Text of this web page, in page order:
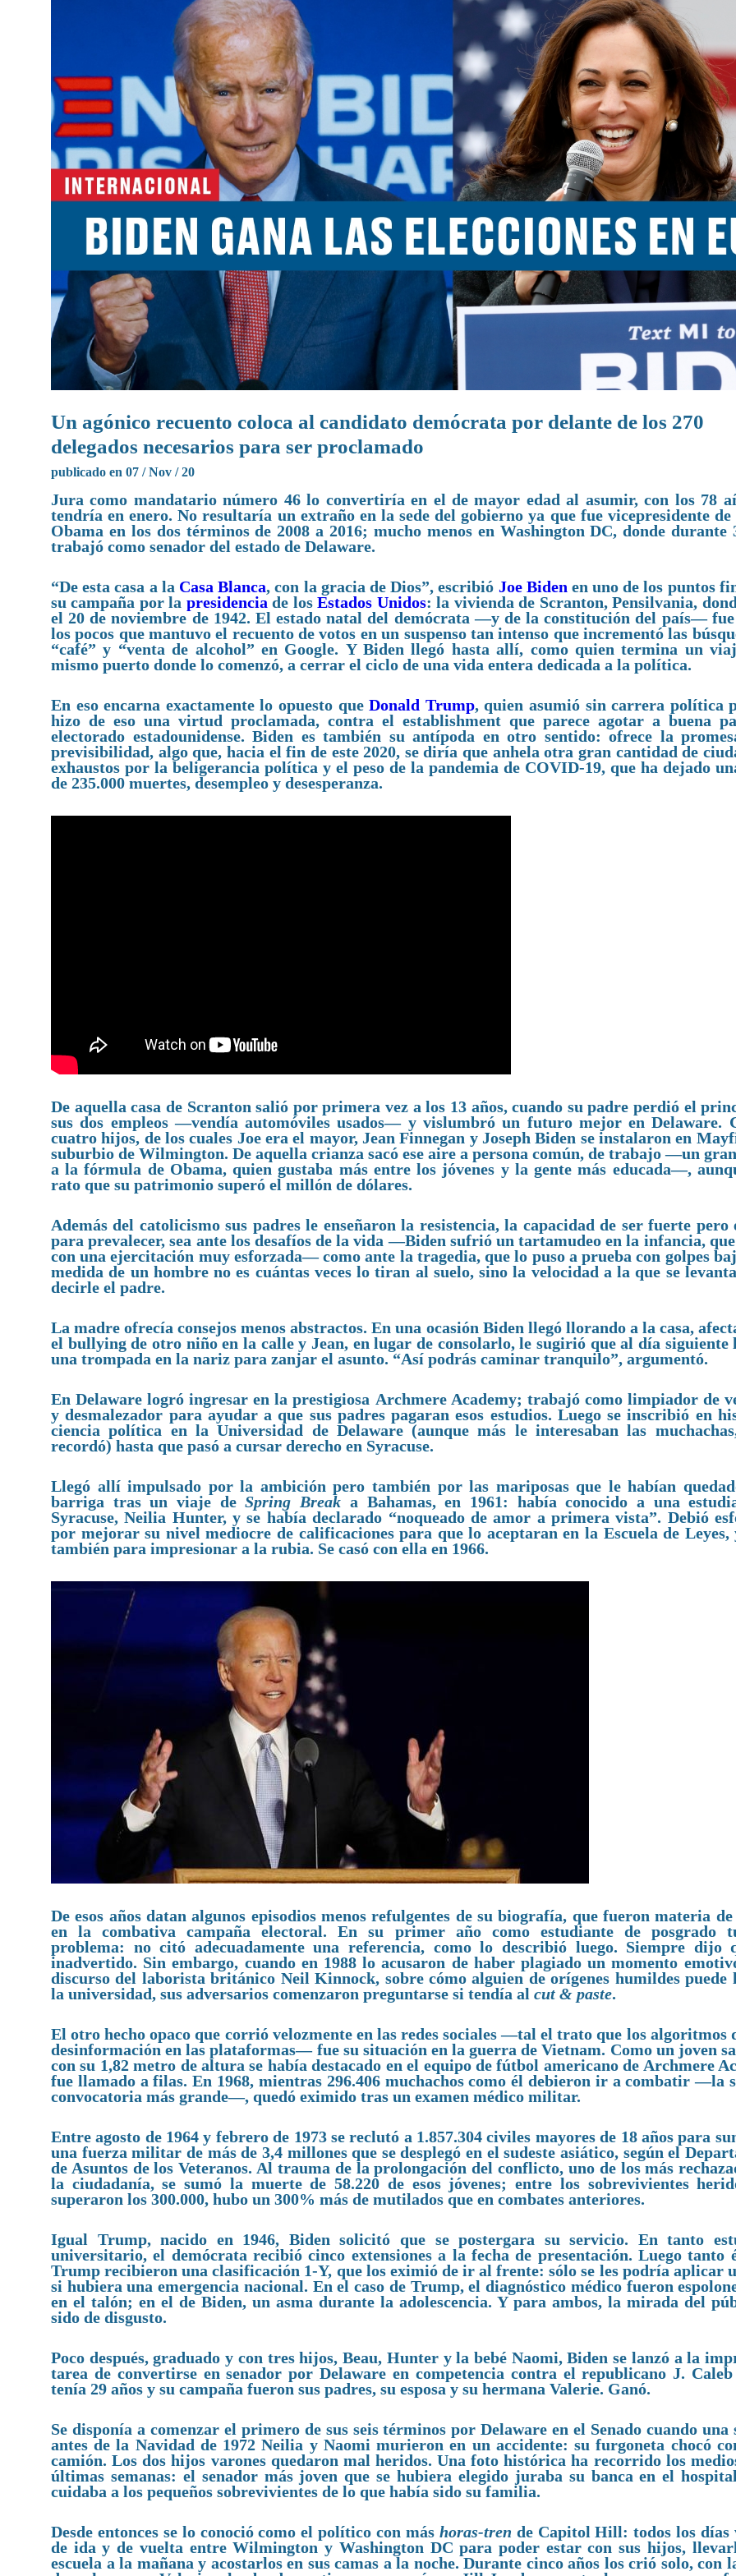
Un agónico recuento coloca al candidato demócrata por delante de los 270
delegados necesarios para ser proclamado
publicado en 07 / Nov / 20
Jura como mandatario número 46 lo convertiría en el de mayor edad al asumir, con los 78
tendría en enero. No resultaría un extraño en la sede del gobierno ya que fue vicepresidente
Obama en los dos términos de 2008 a 2016; mucho menos en Washington DC, donde durante
trabajó como senador del estado de Delaware.
“De esta casa a la Casa Blanca, con la gracia de Dios”, escribió Joe Biden en uno de los puntos
su campaña por la presidencia de losEstados Unidos: la vivienda de Scranton, Pensilvania,
el 20 de noviembre de 1942. El estado natal del demócrata —y de la constitución del país—
los pocos que mantuvo el recuento de votos en un suspenso tan intenso que incrementó las
“café” y “venta de alcohol” en Google. Y Biden llegó hasta allí, como quien termina un
mismo puerto donde lo comenzó, a cerrar el ciclo de una vida entera dedicada a la política.
En eso encarna exactamente lo opuesto queDonald Trump, quien asumió sin carrera política
hizo de eso una virtud proclamada, contra el establishment que parece agotar a buena
electorado estadounidense. Biden es también su antípoda en otro sentido: ofrece la
previsibilidad, algo que, hacia el fin de este 2020, se diría que anhela otra gran cantidad de
exhaustos por la beligerancia política y el peso de la pandemia de COVID-19, que ha dejado
de 235.000 muertes, desempleo y desesperanza.
De aquella casa de Scranton salió por primera vez a los 13 años, cuando su padre perdió el
sus dos empleos —vendía automóviles usados— y vislumbró un futuro mejor en Delaware.
cuatro hijos, de los cuales Joe era el mayor, Jean Finnegan y Joseph Biden se instalaron en
suburbio de Wilmington. De aquella crianza sacó ese aire a persona común, de trabajo —un
a la fórmula de Obama, quien gustaba más entre los jóvenes y la gente más educada—,
rato que su patrimonio superó el millón de dólares.
Además del catolicismo sus padres le enseñaron la resistencia, la capacidad de ser fuerte pero
para prevalecer, sea ante los desafíos de la vida —Biden sufrió un tartamudeo en la infancia,
con una ejercitación muy esforzada— como ante la tragedia, que lo puso a prueba con golpes
medida de un hombre no es cuántas veces lo tiran al suelo, sino la velocidad a la que se
decirle el padre.
La madre ofrecía consejos menos abstractos. En una ocasión Biden llegó llorando a la casa,
el bullying de otro niño en la calle y Jean, en lugar de consolarlo, le sugirió que al día siguiente
una trompada en la nariz para zanjar el asunto. “Así podrás caminar tranquilo”, argumentó.
En Delaware logró ingresar en la prestigiosa Archmere Academy; trabajó como limpiador de
y desmalezador para ayudar a que sus padres pagaran esos estudios. Luego se inscribió en
ciencia política en la Universidad de Delaware (aunque más le interesaban las
recordó) hasta que pasó a cursar derecho en Syracuse.
Llegó allí impulsado por la ambición pero también por las mariposas que le habían
barriga tras un viaje deSpring Break a Bahamas, en 1961: había conocido a una
Syracuse, Neilia Hunter, y se había declarado “noqueado de amor a primera vista”. Debió
por mejorar su nivel mediocre de calificaciones para que lo aceptaran en la Escuela de Leyes,
también para impresionar a la rubia. Se casó con ella en 1966.
De esos años datan algunos episodios menos refulgentes de su biografía, que fueron materia de
en la combativa campaña electoral. En su primer año como estudiante de posgrado
problema: no citó adecuadamente una referencia, como lo describió luego. Siempre dijo
inadvertido. Sin embargo, cuando en 1988 lo acusaron de haber plagiado un momento
discurso del laborista británico Neil Kinnock, sobre cómo alguien de orígenes humildes puede
la universidad, sus adversarios comenzaron preguntarse si tendía al cut & paste.
El otro hecho opaco que corrió velozmente en las redes sociales —tal el trato que los algoritmos
desinformación en las plataformas— fue su situación en la guerra de Vietnam. Como un joven
con su 1,82 metro de altura se había destacado en el equipo de fútbol americano de Archmere
fue llamado a filas. En 1968, mientras 296.406 muchachos como él debieron ir a combatir —la
convocatoria más grande—, quedó eximido tras un examen médico militar.
Entre agosto de 1964 y febrero de 1973 se reclutó a 1.857.304 civiles mayores de 18 años para
una fuerza militar de más de 3,4 millones que se desplegó en el sudeste asiático, según el
de Asuntos de los Veteranos. Al trauma de la prolongación del conflicto, uno de los más
la ciudadanía, se sumó la muerte de 58.220 de esos jóvenes; entre los sobrevivientes
superaron los 300.000, hubo un 300% más de mutilados que en combates anteriores.
Igual Trump, nacido en 1946, Biden solicitó que se postergara su servicio. En tanto
universitario, el demócrata recibió cinco extensiones a la fecha de presentación. Luego tanto
Trump recibieron una clasificación 1-Y, que los eximió de ir al frente: sólo se les podría aplicar
si hubiera una emergencia nacional. En el caso de Trump, el diagnóstico médico fueron
en el talón; en el de Biden, un asma durante la adolescencia. Y para ambos, la mirada del
sido de disgusto.
Poco después, graduado y con tres hijos, Beau, Hunter y la bebé Naomi, Biden se lanzó a la
tarea de convertirse en senador por Delaware en competencia contra el republicano J. Caleb
tenía 29 años y su campaña fueron sus padres, su esposa y su hermana Valerie. Ganó.
Se disponía a comenzar el primero de sus seis términos por Delaware en el Senado cuando una
antes de la Navidad de 1972 Neilia y Naomi murieron en un accidente: su furgoneta chocó
camión. Los dos hijos varones quedaron mal heridos. Una foto histórica ha recorrido los
últimas semanas: el senador más joven que se hubiera elegido juraba su banca en el
cuidaba a los pequeños sobrevivientes de lo que había sido su familia.
Desde entonces se lo conoció como el político con más horas-tren de Capitol Hill: todos los días
de ida y de vuelta entre Wilmington y Washington DC para poder estar con sus hijos,
escuela a la mañana y acostarlos en sus camas a la noche. Durante cinco años los crió solo, con